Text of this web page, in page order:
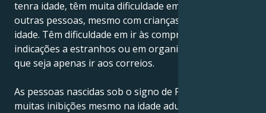
tenra idade, têm muita dificuldade em comunicar com
outras pessoas, mesmo com crianças da mesma
idade. Têm dificuldade em ir às compras, em pedir
indicações a estranhos ou em organizar algo, mesmo
que seja apenas ir aos correios.
As pessoas nascidas sob o signo de Peixes mantêm
muitas inibições mesmo na idade adulta, apesar de,